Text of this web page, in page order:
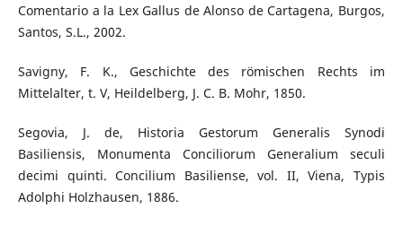
Comentario a la Lex Gallus de Alonso de Cartagena, Burgos,
Santos, S.L., 2002.
Savigny, F. K., Geschichte des römischen Rechts im
Mittelalter, t. V, Heildelberg, J. C. B. Mohr, 1850.
Segovia, J. de, Historia Gestorum Generalis Synodi
Basiliensis, Monumenta Conciliorum Generalium seculi
decimi quinti. Concilium Basiliense, vol. II, Viena, Typis
Adolphi Holzhausen, 1886.